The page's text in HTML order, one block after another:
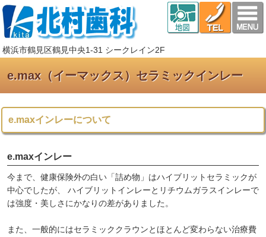
横浜市鶴見区鶴見中央1-31 シークレイン2F
e.max（イーマックス）セラミックインレー
e.maxインレーについて
e.maxインレー
今まで、健康保険外の白い「詰め物」はハイブリットセラミックが
中心でしたが、 ハイブリットインレーとリチウムガラスインレーで
は強度・美しさにかなりの差がありました。
また、一般的にはセラミッククラウンとほとんど変わらない治療費